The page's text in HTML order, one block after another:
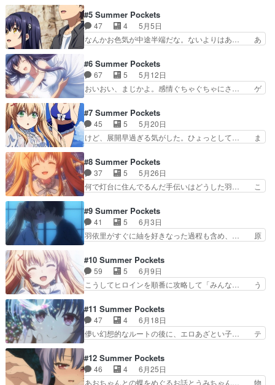
ストア瀬戸内海の島へ来た主… 加藤うみは正妻ポ
ジだな。大人びてるロリキ… key作品、鈴木この
み元々好きなのもある…
動dアニメストア久島鴎の10年前の思… 鍵、めっ
ちゃきれいな状態やな。いきなり制… 完全に鴎√
へと進む物語。攻略順的には蒼→… ようやく物語
のスタートですねぇメイド姿と… ずっとデートし
key過ぎる 宝探しクエ… あの夏に封印した島の
秘密を探す鍵集め回鴎… 10年前のお宝と開ける
四つのカギ。メェー…
#5 Summer Pockets
47 4
5月5日
なんかお色気が中途半端だな。ないよりはあ… あ
BGMがどう聞いても夏影 幻覚見るぐらい… い
や、回しが上手すぎて震えた・・・神かな…
【5/11(日)整理券配布情報①】当館店… いや人工
呼吸するときは鼻塞げよ。ネタかな… 主人公と鴎
イ・虚構。俯瞰ショットに客観… 原作通りとはい
え子供時代と今のリンクがち… 過去の記憶を思い
出すときに現世と区別がつ…
#6 Summer Pockets
67 5
5月12日
おいおい、まじかよ。感情ぐちゃぐちゃにさ… ゲ
は鴎になるんじゃなくて蝶なんだ…と思… 手触り
が鍵すぎて思わず「鍵すぎる…」って… ってなっ
てなんか全然感動出来んかったな…… うみちゃん
久しぶり！フィンランドにいる？… 急展開すぎる
ちまったよ…10年後にまた… 冒頭いきなりリア
リティラインがぶっ飛んで… めっちゃ最終回みた
いな感じだったんだけど…
#7 Summer Pockets
45 5
5月20日
けど、展開早過ぎる気がした。ひょっとして… ま
ちゃんがやはり物語のキーなのかな。最… 来たぞ
おおおおおおおおお！！！！！！ 女… 鴎ルート
終わって次は…うみちゃんルートと… ・久島鴎ル
ートから紬ヴェンダースルートへ… これは一から
が終わって、今回から新章突… 午後に臨時の休み
を取った。仕事の進捗には… これループなのか
な。たんにいろんなルート…
#8 Summer Pockets
37 5
5月26日
何で灯台に住んでるんだ手伝いはどうした羽… こ
終了と言うべきなのか彼女の想いや願い… 甘酸っ
ぱい恋愛してるねぇ2人とも恋に初々… まさか紬
なんたらさんもイマジナリーだった… 照れた紬か
わいい……。1枚絵が綺麗なんだ… ブログを更新
も笑う。ツムギィィヴェン… 駄菓子屋のおばあち
ゃん、子供さくま雪乃が… ベランダ作りもなんか
気づいたら終わってた…
#9 Summer Pockets
41 5
6月3日
羽依里がすぐに紬を好きなった過程も含め、… 原
うさん（加藤 ？神隠しにあった子の知… 灯台守
さんと駆け落ち！このままおっぱいル… 紬編は終
わってなかった！恐らく次回で全て… お、ちょっ
とミステリーというかホラー要素… ひと夏だけの
はかわいかったけど外してか… まぁ察しが良い人
はお察しの通りです紬が帰… 紬ちゃん可愛いすぎ
るって〜！！残りの夏休…
#10 Summer Pockets
59 5
6月9日
こうしてヒロインを順番に攻略して「みんな… う
都合とはいえ日常パートカットしまくっ… 外れて
とても歯切れが悪いです…軽過ぎる気… うみが覗
いてるのかと思ったら静久だった笑… ついに紬√
が終わりましたね鴎に続いて紬ま… 女の子とイチ
非幸せになってほしい…何故… 俺は本当に頭が悪
いんだろうな。何の話を観… 紬って人間の姿にな
#11 Summer Pockets
47 4
6月18日
儚い幻想的なルートの後に、エロあざとい子… テ
からは寝ぼけ少女とうみちゃんのお話な… 繰り返
される夏休み、続いては蒼ルートこれ… 最初ヒロ
イン多すぎだろと思ったけど、OP… うみの口調
#12 Summer Pockets
46 4
6月25日
あおちゃんとの蝶をめぐるお話とうみちゃん… 物